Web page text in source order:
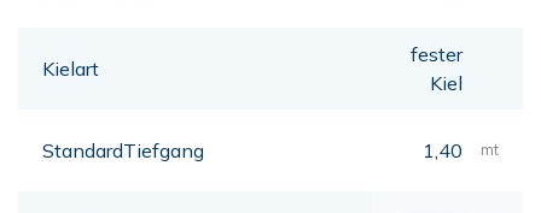
Kielart
fester
Kiel
StandardTiefgang 1,40 mt